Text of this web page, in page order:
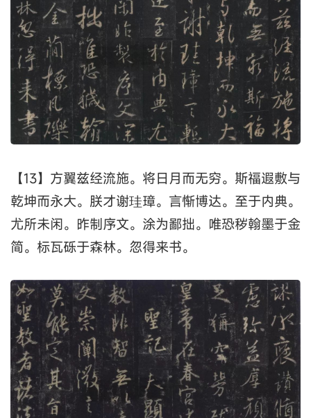
【13】方翼兹经流施。将日月而无穷。斯福遐敷与
乾坤而永大。朕才谢珪璋。言惭博达。至于内典。
尤所未闲。昨制序文。涂为鄙拙。唯恐秽翰墨于金
简。标瓦砾于森林。忽得来书。